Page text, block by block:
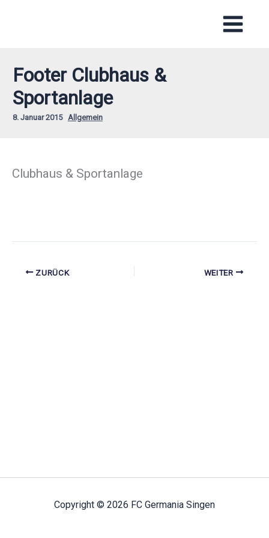
Footer Clubhaus &
Sportanlage
8. Januar 2015 Allgemein
Clubhaus & Sportanlage
ZURÜCK WEITER
Copyright © 2026 FC Germania Singen